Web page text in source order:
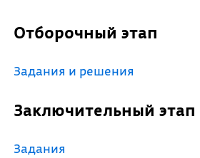
Отборочный этап
Задания и решения
Заключительный этап
Задания